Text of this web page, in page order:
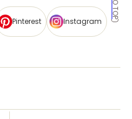
Pinterest Instagram